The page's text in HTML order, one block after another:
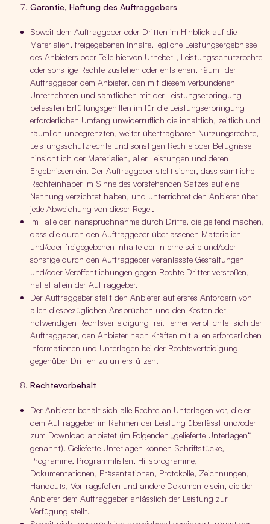
Garantie, Haftung des Auftraggebers
Soweit dem Auftraggeber oder Dritten im Hinblick auf die
Materialien, freigegebenen Inhalte, jegliche Leistungsergebnisse
des Anbieters oder Teile hiervon Urheber-, Leistungsschutzrechte
oder sonstige Rechte zustehen oder entstehen, räumt der
Auftraggeber dem Anbieter, den mit diesem verbundenen
Unternehmen und sämtlichen mit der Leistungserbringung
befassten Erfüllungsgehilfen im für die Leistungserbringung
erforderlichen Umfang unwiderruflich die inhaltlich, zeitlich und
räumlich unbegrenzten, weiter übertragbaren Nutzungsrechte,
Leistungsschutzrechte und sonstigen Rechte oder Befugnisse
hinsichtlich der Materialien, aller Leistungen und deren
Ergebnissen ein. Der Auftraggeber stellt sicher, dass sämtliche
Rechteinhaber im Sinne des vorstehenden Satzes auf eine
Nennung verzichtet haben, und unterrichtet den Anbieter über
jede Abweichung von dieser Regel.
Im Falle der Inanspruchnahme durch Dritte, die geltend machen,
dass die durch den Auftraggeber überlassenen Materialien
und/oder freigegebenen Inhalte der Internetseite und/oder
sonstige durch den Auftraggeber veranlasste Gestaltungen
und/oder Veröffentlichungen gegen Rechte Dritter verstoßen,
haftet allein der Auftraggeber.
Der Auftraggeber stellt den Anbieter auf erstes Anfordern von
allen diesbezüglichen Ansprüchen und den Kosten der
notwendigen Rechtsverteidigung frei. Ferner verpflichtet sich der
Auftraggeber, den Anbieter nach Kräften mit allen erforderlichen
Informationen und Unterlagen bei der Rechtsverteidigung
gegenüber Dritten zu unterstützen.
Rechtevorbehalt
Der Anbieter behält sich alle Rechte an Unterlagen vor, die er
dem Auftraggeber im Rahmen der Leistung überlässt und/oder
zum Download anbietet (im Folgenden „gelieferte Unterlagen“
genannt). Gelieferte Unterlagen können Schriftstücke,
Programme, Programmlisten, Hilfsprogramme,
Dokumentationen, Präsentationen, Protokolle, Zeichnungen,
Handouts, Vortragsfolien und andere Dokumente sein, die der
Anbieter dem Auftraggeber anlässlich der Leistung zur
Verfügung stellt.